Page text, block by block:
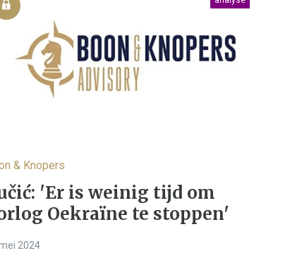
& Knopers
'Er is weinig tijd om
Oekraïne te stoppen'
2024